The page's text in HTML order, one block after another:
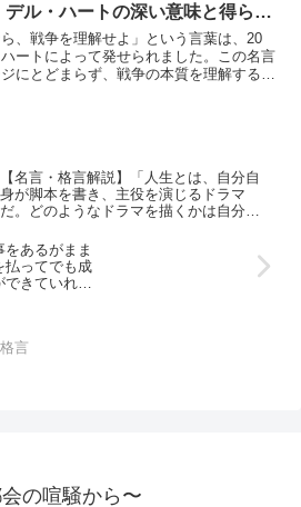
デル・ハートの深い意味と得られ
る教訓
、戦争を理解せよ」という言葉は、20
ートによって発せられました。この名言
にとどまらず、戦争の本質を理解するこ
【名言・格言解説】「人生とは、自分自
身が脚本を書き、主役を演じるドラマ
だ。どのようなドラマを描くかは自分次
って、運命を変えることができる。」by
稲盛和夫の深い意味と得られる教訓
をあるがまま
払ってでも成
できていれ
言
の喧騒から〜